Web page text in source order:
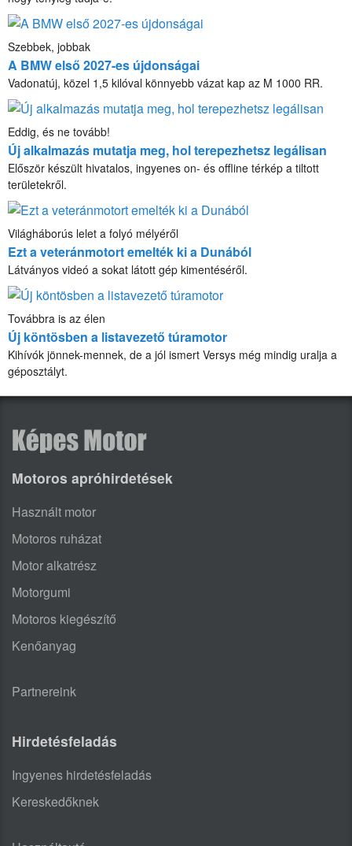
Szebbek, jobbak
A BMW első 2027-es újdonságai
Vadonatúj, közel 1,5 kilóval könnyebb vázat kap az M 1000 RR.
Eddig, és ne tovább!
Új alkalmazás mutatja meg, hol terepezhetsz legálisan
Először készült hivatalos, ingyenes on- és offline térkép a tiltott
területekről.
Világháborús lelet a folyó mélyéről
Ezt a veteránmotort emelték ki a Dunából
Látványos videó a sokat látott gép kimentéséről.
Továbbra is az élen
Új köntösben a listavezető túramotor
Kihívók jönnek-mennek, de a jól ismert Versys még mindig uralja a
géposztályt.
Motoros apróhirdetések
Használt motor
Motoros ruházat
Motor alkatrész
Motorgumi
Motoros kiegészítő
Kenőanyag
Partnereink
Hirdetésfeladás
Ingyenes hirdetésfeladás
Kereskedőknek